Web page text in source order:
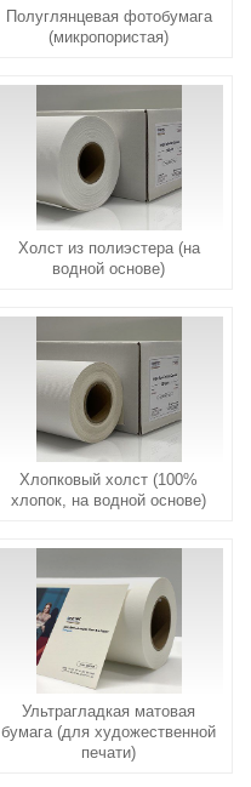
Полуглянцевая фотобумага
(микропористая)
Холст из полиэстера (на
водной основе)
Хлопковый холст (100%
хлопок, на водной основе)
Ультрагладкая матовая
бумага (для художественной
печати)